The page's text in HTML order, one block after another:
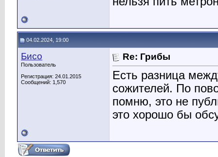
04.02.2024, 19:00
Бисо
Пользователь
Регистрация: 24.01.2015
Сообщений: 1,570
Re: Грибы
Есть разница
сожителей. По
помню, это не
это хорошо бы